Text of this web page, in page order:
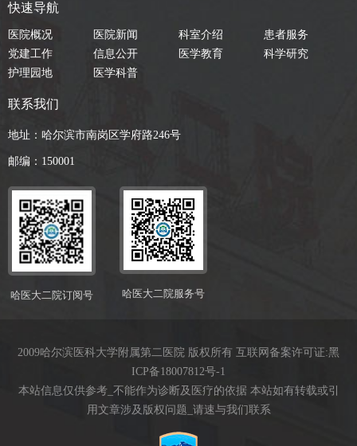
快速导航
医院概况 医院新闻 科室介绍
患者服务
党建工作
信息公开 医学教育
科学研究
护理园地
医学科普
联系我们
地址：哈尔滨市南岗区学府路246号
邮编：150001
哈医大二院订阅号 哈医大二院服务号
2009哈尔滨医科大学附属第二医院 版权所有 互联网备案许可证:黑
ICP备18007812号-1
本站信息仅供参考_不能作为诊断及医疗的依据 本站如有转载或引
用文章涉及版权问题_请速与我们联系